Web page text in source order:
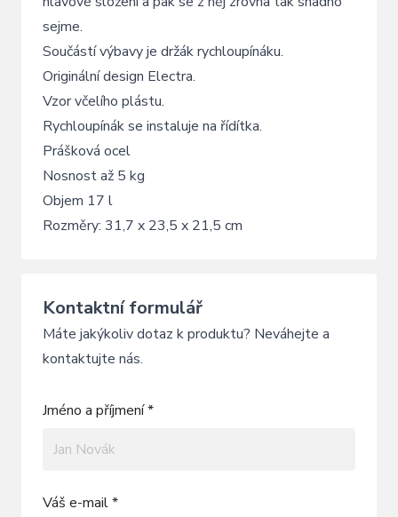
sejme.
Součástí výbavy je držák rychloupínáku.
Originální design Electra.
Vzor včelího plástu.
Rychloupínák se instaluje na řídítka.
Prášková ocel
Nosnost až 5 kg
Objem 17 l
Rozměry: 31,7 x 23,5 x 21,5 cm
Kontaktní formulář
Máte jakýkoliv dotaz k produktu? Neváhejte a
kontaktujte nás.
Jméno a příjmení *
Váš e-mail *